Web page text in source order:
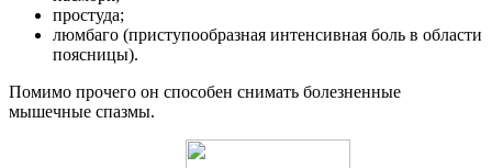
простуда;
люмбаго (приступообразная интенсивная боль в области
поясницы).
Помимо прочего он способен снимать болезненные
мышечные спазмы.